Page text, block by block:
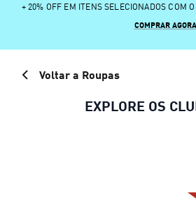
+ 20% OFF EM ITENS SELECIONADOS COM
COMPRAR AGORA
Voltar a Roupas
EXPLORE OS